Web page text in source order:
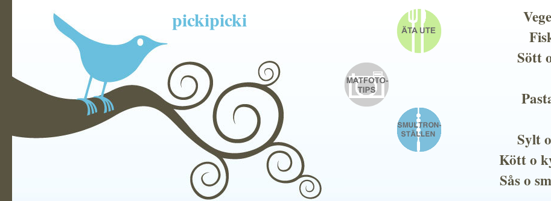
pickipicki
Sött
Sylt
Kött o
Sås o